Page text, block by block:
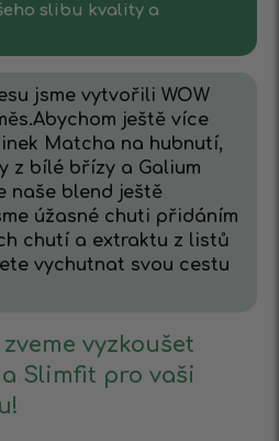
slibu kvality a
jsme vytvořili WOW
ještě více
Matcha na hubnutí,
z bílé břízy a Galium
naše blend ještě
úžasné chuti přidáním
chutí a extraktu z listů
vychutnat svou cestu
vyzkoušet
Slimfit pro vaši